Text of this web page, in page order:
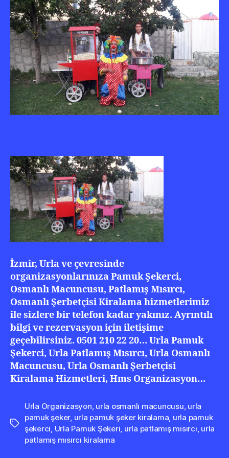
İzmir, Urla ve çevresinde
organizasyonlarınıza Pamuk Şekerci,
Osmanlı Macuncusu, Patlamış Mısırcı,
Osmanlı Şerbetçisi Kiralama hizmetlerimiz
ile sizlere bir telefon kadar yakınız. Ayrıntılı
bilgi ve rezervasyon için iletişime
geçebilirsiniz. 0501 210 22 20… Urla Pamuk
Şekerci, Urla Patlamış Mısırcı, Urla Osmanlı
Macuncusu, Urla Osmanlı Şerbetçisi
Kiralama Hizmetleri, Hms Organizasyon…
Etiketler
Urla Organizasyon urla osmanlı macuncusu urla
pamuk şeker, urla pamuk şeker kiralama urla pamuk
şekerci Urla Pamuk Şekeri urla patlamış mısırcı urla
patlamış mısırcı kiralama